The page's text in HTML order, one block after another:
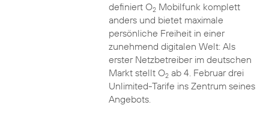
definiert O2Mobilfunk komplett
anders und bietet maximale
persönliche Freiheit in einer
zunehmend digitalen Welt: Als
erster Netzbetreiber im deutschen
Markt stellt O2ab 4. Februar drei
Unlimited-Tarife ins Zentrum seines
Angebots.